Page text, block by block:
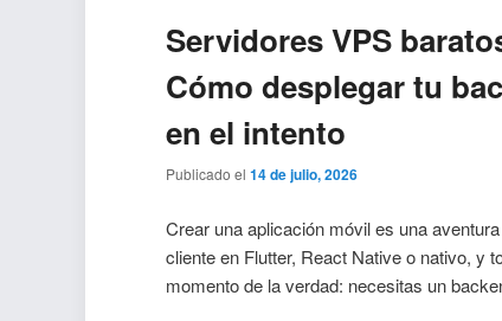
Servidores VPS
Cómo desplegar tu
en el intento
Publicado el14 de julio, 2026
Crear una aplicación móvil es una
cliente en Flutter, React Native o nativo, y
momento de la verdad: necesitas un